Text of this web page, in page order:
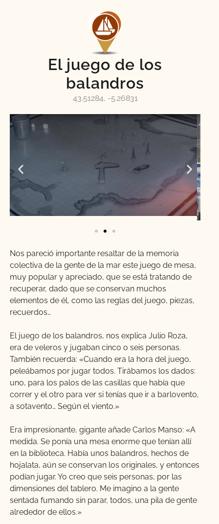
El juego de los
balandros
43.51284, -5.26831
Nos pareció importante resaltar de la memoria
colectiva de la gente de la mar este juego de mesa,
muy popular y apreciado, que se está tratando de
recuperar, dado que se conservan muchos
elementos de él, como las reglas del juego, piezas,
recuerdos…
El juego de los balandros, nos explica Julio Roza,
era de veleros y jugaban cinco o seis personas.
También recuerda: «Cuando era la hora del juego,
peleábamos por jugar todos. Tirábamos los dados:
uno, para los palos de las casillas que había que
correr y el otro para ver si tenías que ir a barlovento,
a sotavento… Según el viento.»
Era impresionante, gigante añade Carlos Manso: «A
medida. Se ponía una mesa enorme que tenían allí
en la biblioteca. Había unos balandros, hechos de
hojalata, aún se conservan los originales, y entonces
podían jugar. Yo creo que seis personas, por las
dimensiones del tablero. Me imagino a la gente
sentada fumando sin parar, todos, una pila de gente
alrededor de ellos.»